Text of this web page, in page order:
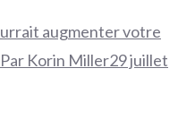
augmenter votre
Korin Miller29 juillet